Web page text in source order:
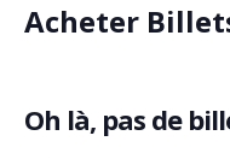
Acheter
Oh là, pas de